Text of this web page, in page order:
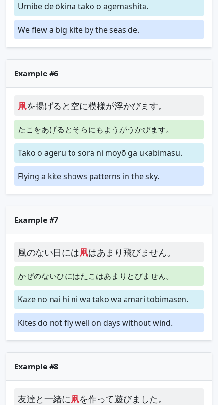
Umibe de ōkina tako o agemashita.
We flew a big kite by the seaside.
Example #6
凧を揚げると空に模様が浮かびます。
たこをあげるとそらにもようがうかびます。
Tako o ageru to sora ni moyō ga ukabimasu.
Flying a kite shows patterns in the sky.
Example #7
風のない日には凧はあまり飛びません。
かぜのないひにはたこはあまりとびません。
Kaze no nai hi ni wa tako wa amari tobimasen.
Kites do not fly well on days without wind.
Example #8
友達と一緒に凧を作って遊びました。